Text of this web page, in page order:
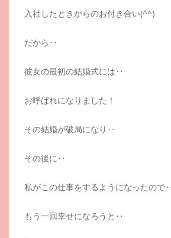
入社したときからのお付き合い(^^)
だから‥
彼女の最初の結婚式には‥
お呼ばれになりました！
その結婚が破局になり‥
その後に‥
私がこの仕事をするようになったので
もう一回幸せになろうと‥